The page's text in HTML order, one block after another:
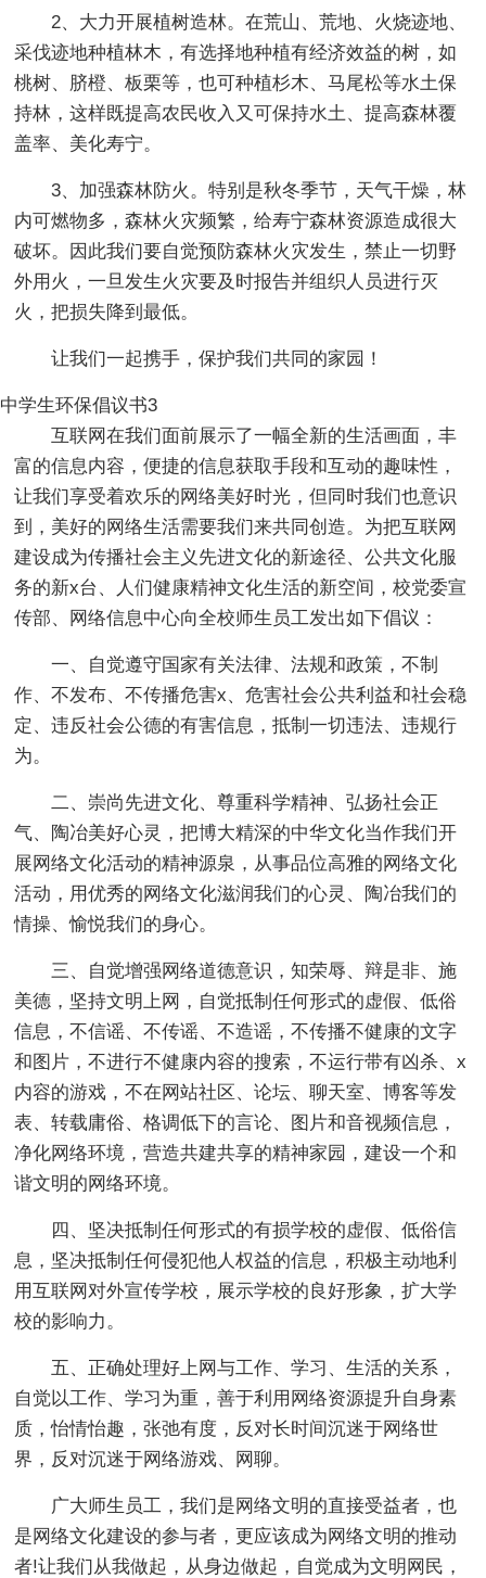
2、大力开展植树造林。在荒山、荒地、火烧迹地、
采伐迹地种植林木，有选择地种植有经济效益的树，如
桃树、脐橙、板栗等，也可种植杉木、马尾松等水土保
持林，这样既提高农民收入又可保持水土、提高森林覆
盖率、美化寿宁。
3、加强森林防火。特别是秋冬季节，天气干燥，林
内可燃物多，森林火灾频繁，给寿宁森林资源造成很大
破坏。因此我们要自觉预防森林火灾发生，禁止一切野
外用火，一旦发生火灾要及时报告并组织人员进行灭
火，把损失降到最低。
让我们一起携手，保护我们共同的家园！
中学生环保倡议书3
互联网在我们面前展示了一幅全新的生活画面，丰
富的信息内容，便捷的信息获取手段和互动的趣味性，
让我们享受着欢乐的网络美好时光，但同时我们也意识
到，美好的网络生活需要我们来共同创造。为把互联网
建设成为传播社会主义先进文化的新途径、公共文化服
务的新x台、人们健康精神文化生活的新空间，校党委宣
传部、网络信息中心向全校师生员工发出如下倡议：
一、自觉遵守国家有关法律、法规和政策，不制
作、不发布、不传播危害x、危害社会公共利益和社会稳
定、违反社会公德的有害信息，抵制一切违法、违规行
为。
二、崇尚先进文化、尊重科学精神、弘扬社会正
气、陶冶美好心灵，把博大精深的中华文化当作我们开
展网络文化活动的精神源泉，从事品位高雅的网络文化
活动，用优秀的网络文化滋润我们的心灵、陶冶我们的
情操、愉悦我们的身心。
三、自觉增强网络道德意识，知荣辱、辩是非、施
美德，坚持文明上网，自觉抵制任何形式的虚假、低俗
信息，不信谣、不传谣、不造谣，不传播不健康的文字
和图片，不进行不健康内容的搜索，不运行带有凶杀、x
内容的游戏，不在网站社区、论坛、聊天室、博客等发
表、转载庸俗、格调低下的言论、图片和音视频信息，
净化网络环境，营造共建共享的精神家园，建设一个和
谐文明的网络环境。
四、坚决抵制任何形式的有损学校的虚假、低俗信
息，坚决抵制任何侵犯他人权益的信息，积极主动地利
用互联网对外宣传学校，展示学校的良好形象，扩大学
校的影响力。
五、正确处理好上网与工作、学习、生活的关系，
自觉以工作、学习为重，善于利用网络资源提升自身素
质，怡情怡趣，张弛有度，反对长时间沉迷于网络世
界，反对沉迷于网络游戏、网聊。
广大师生员工，我们是网络文明的直接受益者，也
是网络文化建设的参与者，更应该成为网络文明的推动
者!让我们从我做起，从身边做起，自觉成为文明网民，